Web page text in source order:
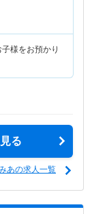
様をお預かり
る
あの求人一覧